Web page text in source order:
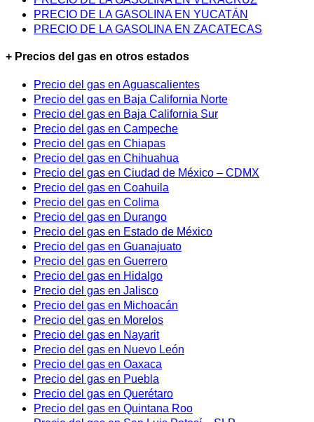
PRECIO DE LA GASOLINA EN YUCATÁN
PRECIO DE LA GASOLINA EN ZACATECAS
+ Precios del gas en otros estados
Precio del gas en Aguascalientes
Precio del gas en Baja California Norte
Precio del gas en Baja California Sur
Precio del gas en Campeche
Precio del gas en Chiapas
Precio del gas en Chihuahua
Precio del gas en Ciudad de México – CDMX
Precio del gas en Coahuila
Precio del gas en Colima
Precio del gas en Durango
Precio del gas en Estado de México
Precio del gas en Guanajuato
Precio del gas en Guerrero
Precio del gas en Hidalgo
Precio del gas en Jalisco
Precio del gas en Michoacán
Precio del gas en Morelos
Precio del gas en Nayarit
Precio del gas en Nuevo León
Precio del gas en Oaxaca
Precio del gas en Puebla
Precio del gas en Querétaro
Precio del gas en Quintana Roo